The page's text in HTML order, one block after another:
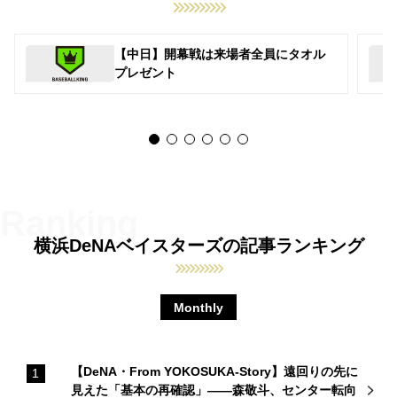
【中日】開幕戦は来場者全員にタオル
プレゼント
横浜DeNAベイスターズの記事ランキング
Monthly
【DeNA・From YOKOSUKA-Story】遠回りの先に
見えた「基本の再確認」——森敬斗、センター転向